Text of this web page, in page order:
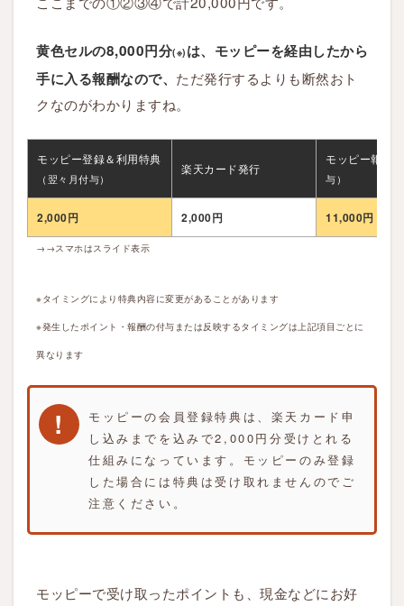
黄色セルの8,000円分(※) は、モッピーを経由したから
手に入る報酬なので、 ただ発行するよりも断然おト
クなのがわかりますね。
モッピー登録＆利用特典
（翌々月付与）
楽天カード発行
モッピー報酬
与）
2,000円 2,000円 11,000円
→→スマホはスライド表示
※タイミングにより特典内容に変更があることがあります
※発生したポイント・報酬の付与または反映するタイミングは上記項目ごとに
異なります
モッピーの会員登録特典は、楽天カード申
し込みまでを込みで2,000円分受けとれる
仕組みになっています。モッピーのみ登録
した場合には特典は受け取れませんのでご
注意ください。
モッピーで受け取ったポイントも、現金などにお好